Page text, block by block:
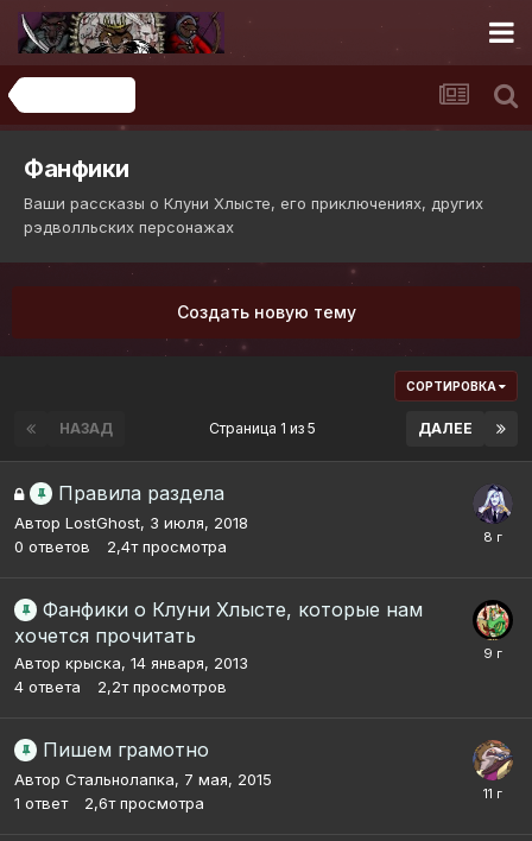
Фанфики
Ваши рассказы о Клуни Хлысте, его приключениях, других
рэдволльских персонажах
Создать новую тему
СОРТИРОВКА
НАЗАД ДАЛЕЕ
Страница 1 из 5
Правила раздела
Автор LostGhost, 3 июля, 2018
0 ответов 2,4т просмотра
Фанфики о Клуни Хлысте, которые нам
хочется прочитать
Автор крыска, 14 января, 2013
4 ответа 2,2т просмотров
Пишем грамотно
Автор Стальнолапка, 7 мая, 2015
1 ответ 2,6т просмотра